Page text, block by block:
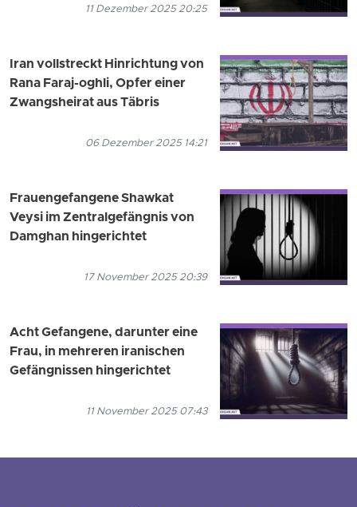
11 Dezember 2025 20:25
Iran vollstreckt Hinrichtung von
Rana Faraj-oghli, Opfer einer
Zwangsheirat aus Täbris
06 Dezember 2025 14:21
Frauengefangene Shawkat
Veysi im Zentralgefängnis von
Damghan hingerichtet
17 November 2025 20:39
Acht Gefangene, darunter eine
Frau, in mehreren iranischen
Gefängnissen hingerichtet
11 November 2025 07:43